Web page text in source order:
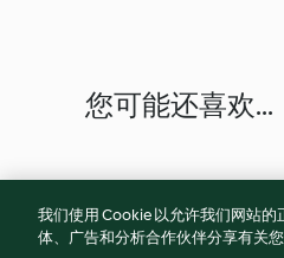
您可能还喜欢...
我们使用 Cookie 以允许我们网站
体、广告和分析合作伙伴分享有关